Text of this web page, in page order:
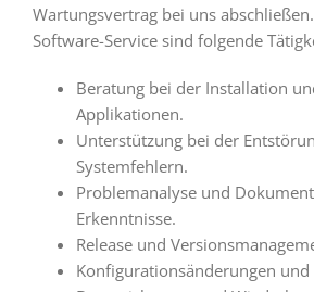
Wartungsvertrag bei uns
Software-Service sind folgende
Beratung bei der Installation
Applikationen.
Unterstützung bei der
Systemfehlern.
Problemanalyse und
Erkenntnisse.
Release und
Konfigurationsänderungen und